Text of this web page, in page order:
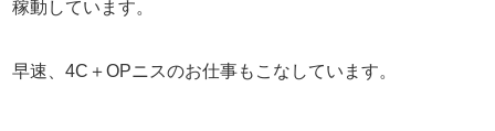
稼動しています。
早速、4C＋OPニスのお仕事もこなしています。